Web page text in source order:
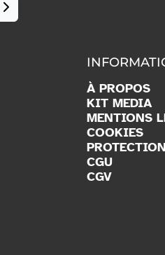
À PROPOS
KIT MEDIA
MENTIONS
COOKIES
CGU
CGV